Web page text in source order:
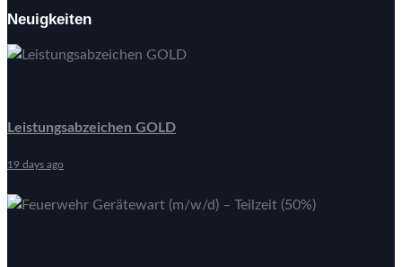
Neuigkeiten
Leistungsabzeichen GOLD
19 days ago